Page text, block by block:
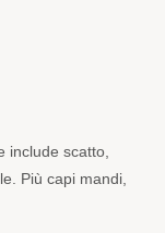
include scatto,
Più capi mandi,